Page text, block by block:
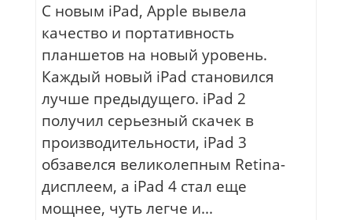
С новым iPad, Apple вывела
качество и портативность
планшетов на новый уровень.
Каждый новый iPad становился
лучше предыдущего. iPad 2
получил серьезный скачек в
производительности, iPad 3
обзавелся великолепным Retina-
дисплеем, а iPad 4 стал еще
мощнее, чуть легче и...